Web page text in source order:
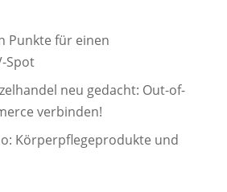
Punkte für einen
Spot
neu gedacht: Out-of-
verbinden!
Körperpflegeprodukte und